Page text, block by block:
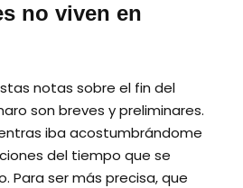
no viven en
notas sobre el fin del
son breves y preliminares.
iba acostumbrándome
del tiempo que se
Para ser más precisa, que